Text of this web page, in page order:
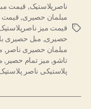
برچسب‌ها
ناصرپلاستیک, قیمت
مبلمان حصیری, قیمت
قیمت میز
حصیری, مبل حصیری
مبلمان حصیری ناصر ,
تاشو, میز تمام حصیر ,
پلاستیکی ناصر